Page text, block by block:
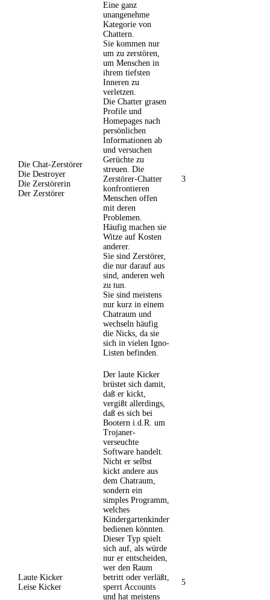
Die Chat-Zerstörer
Die Destroyer
Die Zerstörerin
Der Zerstörer
Eine ganz
unangenehme
Kategorie von
Chattern.
Sie kommen nur
um zu zerstören,
um Menschen in
ihrem tiefsten
Inneren zu
verletzen.
Die Chatter grasen
Profile und
Homepages nach
persönlichen
Informationen ab
und versuchen
Gerüchte zu
streuen. Die
Zerstörer-Chatter
konfrontieren
Menschen offen
mit deren
Problemen.
Häufig machen sie
Witze auf Kosten
anderer.
Sie sind Zerstörer,
die nur darauf aus
sind, anderen weh
zu tun.
Sie sind meistens
nur kurz in einem
Chatraum und
wechseln häufig
die Nicks, da sie
sich in vielen Igno-
Listen befinden.
3
Laute Kicker
Leise Kicker
Der laute Kicker
brüstet sich damit,
daß er kickt,
vergißt allerdings,
daß es sich bei
Bootern i.d.R. um
Trojaner-
verseuchte
Software handelt.
Nicht er selbst
kickt andere aus
dem Chatraum,
sondern ein
simples Programm,
welches
Kindergartenkinder
bedienen könnten.
Dieser Typ spielt
sich auf, als würde
nur er entscheiden,
wer den Raum
betritt oder verläßt,
sperrt Accounts
und hat meistens
5